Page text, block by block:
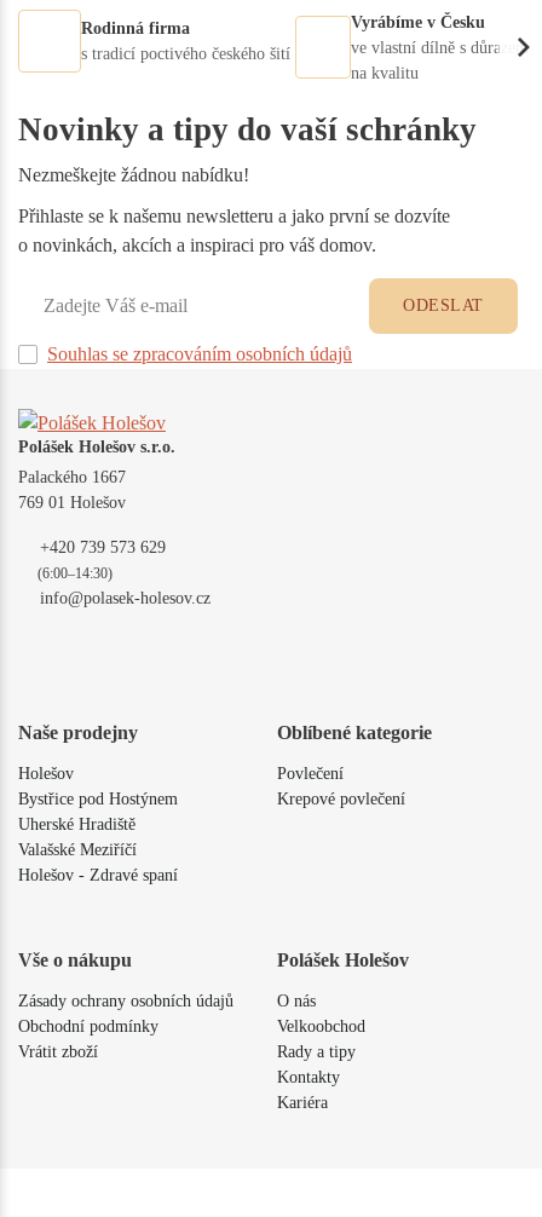
Rodinná firma
s tradicí poctivého českého šití
Vyrábíme v Česku
ve vlastní dílně s důrazem
na kvalitu
Novinky a tipy do vaší schránky
Nezmeškejte žádnou nabídku!
Přihlaste se k našemu newsletteru a jako první se dozvíte
o novinkách, akcích a inspiraci pro váš domov.
Souhlas se zpracováním osobních údajů
ODESLAT
Polášek Holešov s.r.o.
Palackého 1667
769 01 Holešov
+420 739 573 629
(6:00–14:30)
info@polasek-holesov.cz
Naše prodejny
Holešov
Bystřice pod Hostýnem
Uherské Hradiště
Valašské Meziříčí
Holešov - Zdravé spaní
Oblíbené kategorie
Povlečení
Krepové povlečení
Vše o nákupu
Zásady ochrany osobních údajů
Obchodní podmínky
Vrátit zboží
Polášek Holešov
O nás
Velkoobchod
Rady a tipy
Kontakty
Kariéra